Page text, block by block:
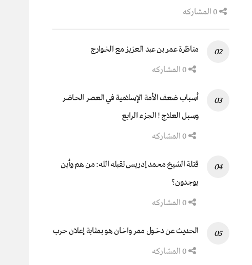
مناظرة عمر بن عبد العزيز مع الخوارج
أسباب ضعف الأمة الإسلامية في العصر الحاضر
وسبل العلاج ! الجزء الرابع
قتلة الشيخ محمد إدريس تقبله الله: من هم وأين
يوجدون؟
الحديث عن دخول ممر واخان هو بمثابة إعلان حرب